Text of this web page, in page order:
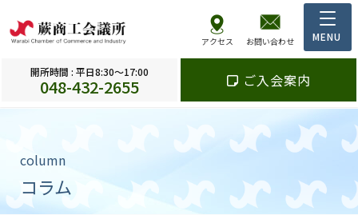
アクセス お問い合わせ
開所時間 : 平日8:30～17:00
048-432-2655 ご入会案内
column
コラム